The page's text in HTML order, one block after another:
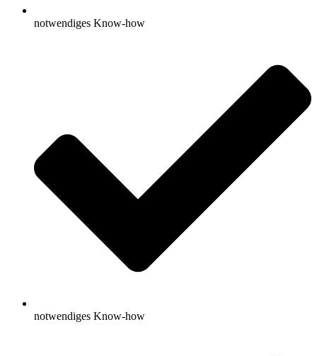
notwendiges Know-how
notwendiges Know-how